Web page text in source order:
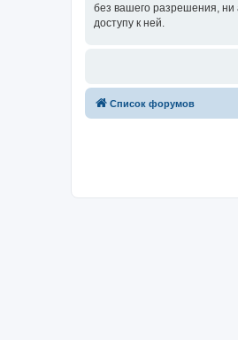
без вашего разрешения, ни
доступу к ней.
Список форумов